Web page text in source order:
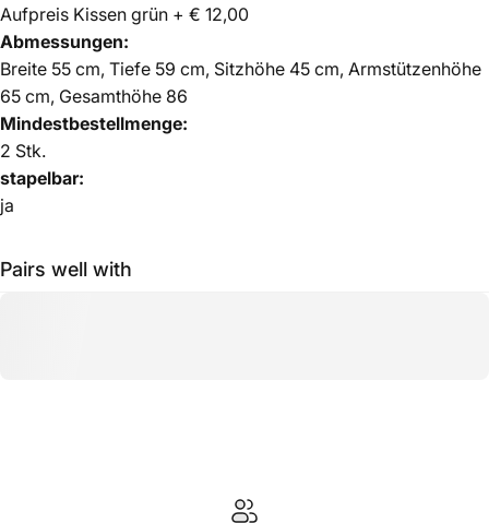
Aufpreis Kissen grün + € 12,00
Abmessungen:
Breite 55 cm, Tiefe 59 cm, Sitzhöhe 45 cm, Armstützenhöhe
65 cm, Gesamthöhe 86
Mindestbestellmenge:
2 Stk.
stapelbar:
ja
Pairs well with